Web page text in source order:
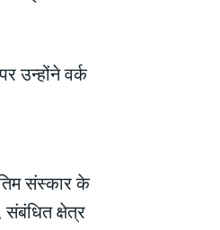
उन्होंने वर्क
संस्कार के
क्षेत्र